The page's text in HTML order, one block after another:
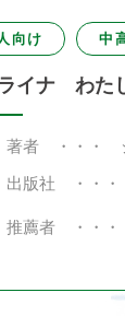
向け 中
イナ わた
著者
出版社
推薦者